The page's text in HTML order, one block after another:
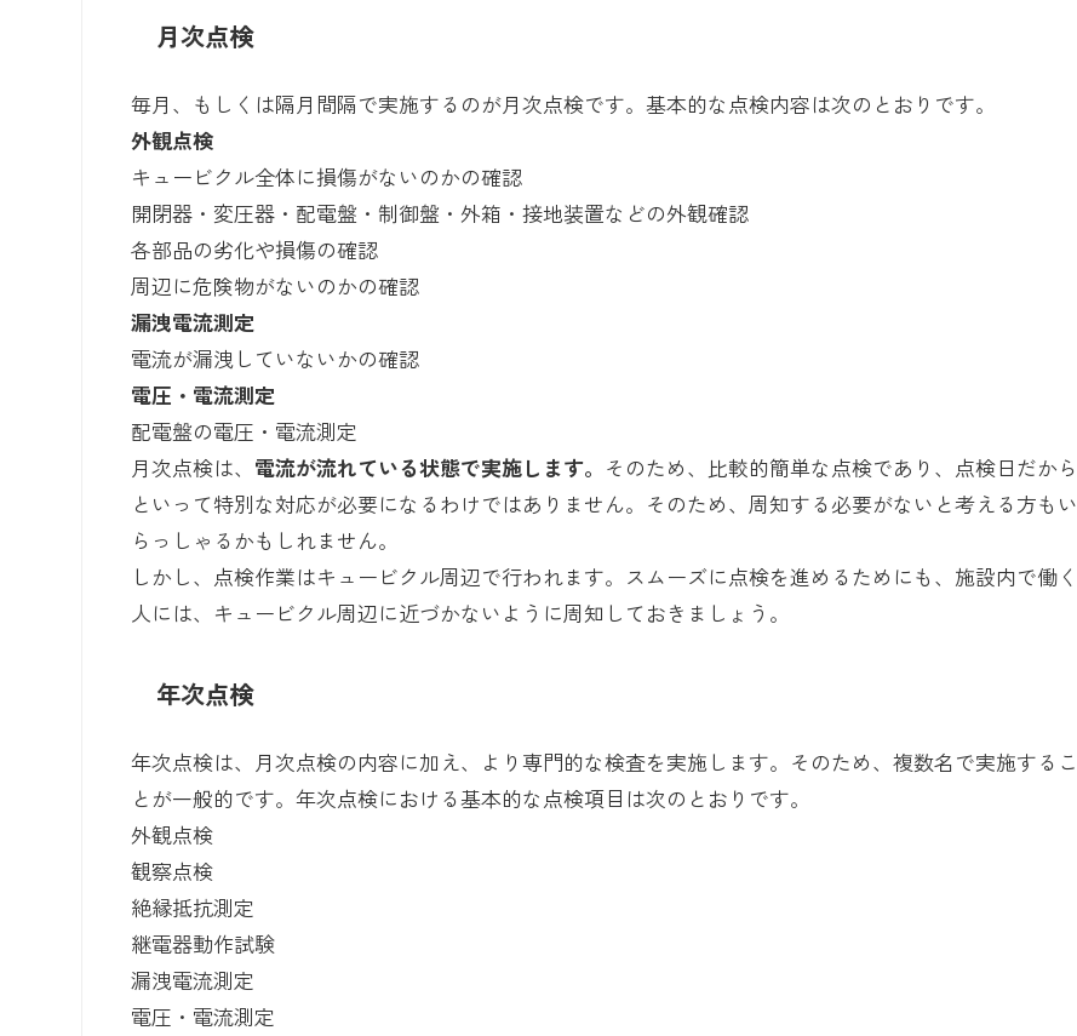
月次点検
毎月、もしくは隔月間隔で実施するのが月次点検です。基本的な点検内容は次のとおりです。
外観点検
キュービクル全体に損傷がないのかの確認
開閉器・変圧器・配電盤・制御盤・外箱・接地装置などの外観確認
各部品の劣化や損傷の確認
周辺に危険物がないのかの確認
漏洩電流測定
電流が漏洩していないかの確認
電圧・電流測定
配電盤の電圧・電流測定
月次点検は、 電流が流れている状態で実施します。 そのため、比較的簡単な点検であり、点検日だから
といって特別な対応が必要になるわけではありません。そのため、周知する必要がないと考える方もい
らっしゃるかもしれません。
しかし、点検作業はキュービクル周辺で行われます。スムーズに点検を進めるためにも、施設内で働く
人には、キュービクル周辺に近づかないように周知しておきましょう。
年次点検
年次点検は、月次点検の内容に加え、より専門的な検査を実施します。そのため、複数名で実施するこ
とが一般的です。年次点検における基本的な点検項目は次のとおりです。
外観点検
観察点検
絶縁抵抗測定
継電器動作試験
漏洩電流測定
電圧・電流測定